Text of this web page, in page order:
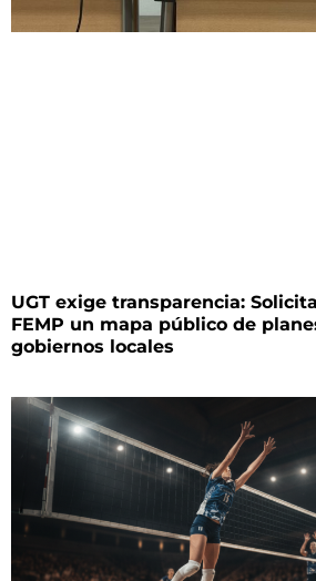
UGT exige transparencia:
FEMP un mapa público de
gobiernos locales